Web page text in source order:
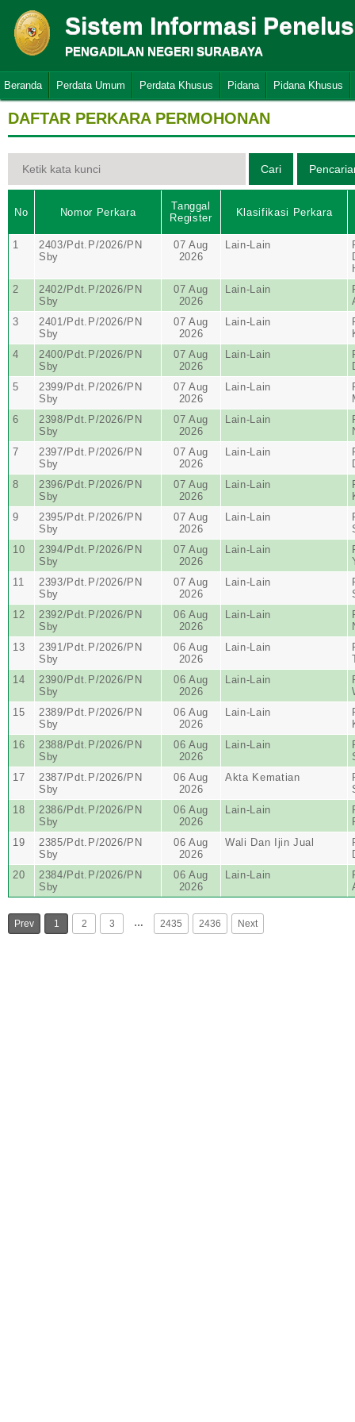
Sistem Informasi
PENGADILAN NEGERI SURABAYA
Beranda Perdata Umum Perdata Khusus Pidana Pidana Khusus
DAFTAR PERKARA PERMOHONAN
No Nomor Perkara
Tanggal
Register
Klasifikasi Perkara
1
2403/Pdt.P/2026/PN
Sby
07 Aug
2026
Lain-Lain
2
2402/Pdt.P/2026/PN
Sby
07 Aug
2026
Lain-Lain
3
2401/Pdt.P/2026/PN
Sby
07 Aug
2026
Lain-Lain
4
2400/Pdt.P/2026/PN
Sby
07 Aug
2026
Lain-Lain
5
2399/Pdt.P/2026/PN
Sby
07 Aug
2026
Lain-Lain
6
2398/Pdt.P/2026/PN
Sby
07 Aug
2026
Lain-Lain
7
2397/Pdt.P/2026/PN
Sby
07 Aug
2026
Lain-Lain
8
2396/Pdt.P/2026/PN
Sby
07 Aug
2026
Lain-Lain
9
2395/Pdt.P/2026/PN
Sby
07 Aug
2026
Lain-Lain
10
2394/Pdt.P/2026/PN
Sby
07 Aug
2026
Lain-Lain
11
2393/Pdt.P/2026/PN
Sby
07 Aug
2026
Lain-Lain
12
2392/Pdt.P/2026/PN
Sby
06 Aug
2026
Lain-Lain
13
2391/Pdt.P/2026/PN
Sby
06 Aug
2026
Lain-Lain
14
2390/Pdt.P/2026/PN
Sby
06 Aug
2026
Lain-Lain
15
2389/Pdt.P/2026/PN
Sby
06 Aug
2026
Lain-Lain
16
2388/Pdt.P/2026/PN
Sby
06 Aug
2026
Lain-Lain
17
2387/Pdt.P/2026/PN
Sby
06 Aug
2026
Akta Kematian
18
2386/Pdt.P/2026/PN
Sby
06 Aug
2026
Lain-Lain
19
2385/Pdt.P/2026/PN
Sby
06 Aug
2026
Wali Dan Ijin Jual
20
2384/Pdt.P/2026/PN
Sby
06 Aug
2026
Lain-Lain
Prev 1 2 3 … 2435 2436 Next